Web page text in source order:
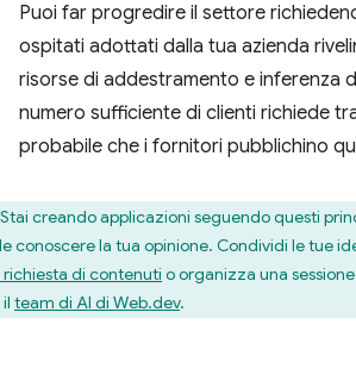
Puoi far progredire il settore
ospitati adottati dalla tua azienda
risorse di addestramento e inferenza
numero sufficiente di clienti richiede
probabile che i fornitori pubblichino
Stai creando applicazioni seguendo questi
conoscere la tua opinione. Condividi le tue
richiesta di contenuti o organizza una
team di AI di Web.dev.